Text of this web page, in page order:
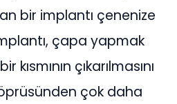
bir implantı çenenize
çapa yapmak
çıkarılmasını
çok daha